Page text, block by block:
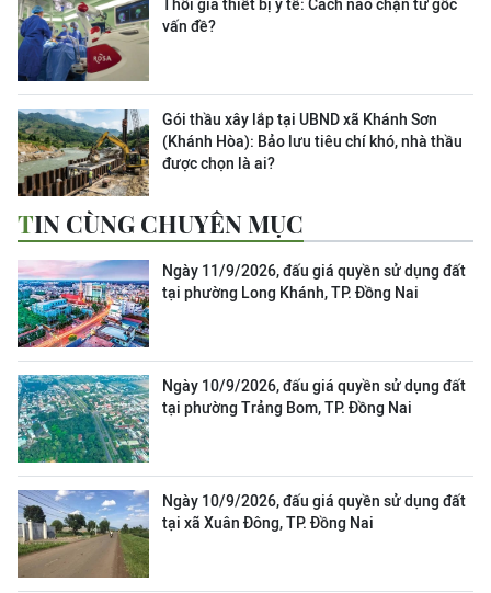
Thổi giá thiết bị y tế: Cách nào chặn từ gốc
vấn đề?
Gói thầu xây lắp tại UBND xã Khánh Sơn
(Khánh Hòa): Bảo lưu tiêu chí khó, nhà thầu
được chọn là ai?
TIN CÙNG CHUYÊN MỤC
Ngày 11/9/2026, đấu giá quyền sử dụng đất
tại phường Long Khánh, TP. Đồng Nai
Ngày 10/9/2026, đấu giá quyền sử dụng đất
tại phường Trảng Bom, TP. Đồng Nai
Ngày 10/9/2026, đấu giá quyền sử dụng đất
tại xã Xuân Đông, TP. Đồng Nai